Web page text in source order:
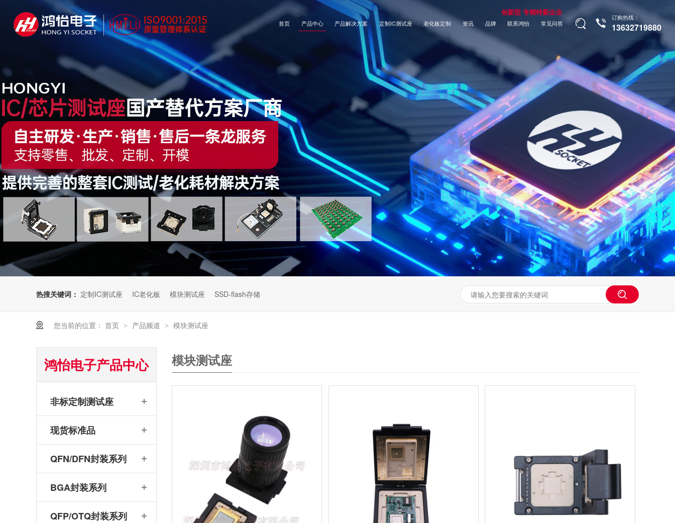
创新型 专精特新企业
订购热线：
13632719880
首页 产品中心 产品解决方案 定制IC测试座 老化板定制 资讯 品牌 联系鸿怡 常见问答
热搜关键词： 定制IC测试座 IC老化板 模块测试座 SSD-flash存储
您当前的位置： 首页 > 产品频道 > 模块测试座
模块测试座
鸿怡电子产品中心
非标定制测试座
现货标准品
QFN/DFN封装系列
BGA封装系列
QFP/OTQ封装系列